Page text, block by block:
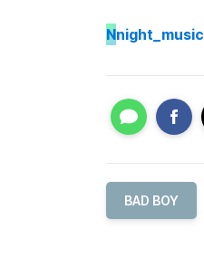
Nnight_music
BAD BOY